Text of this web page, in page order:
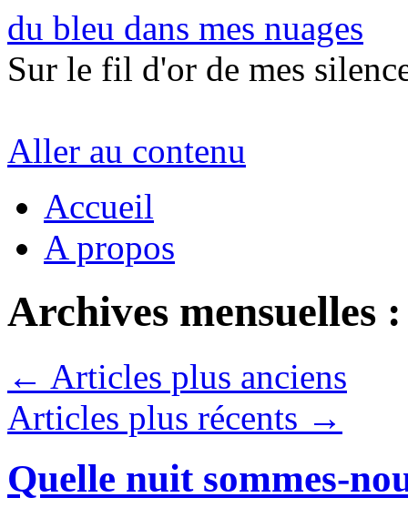
du bleu dans mes nuages
Sur le fil d'or de mes
Aller au contenu
Accueil
A propos
Archives mensuelles
← Articles plus anciens
Articles plus récents →
Quelle nuit sommes-